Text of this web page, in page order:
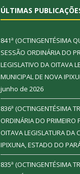
ÚLTIMAS
841ª (OCTINGENTÉSIMA
SESSÃO ORDINÁRIA DO
LEGISLATIVO DA OITAVA
MUNICIPAL DE NOVA
junho de 2026
836ª (OCTINGENTÉSIMA
ORDINÁRIA DO PRIMEIRO
OITAVA LEGISLATURA DA
IPIXUNA, ESTADO DO
835ª (OCTINGENTÉSIMA